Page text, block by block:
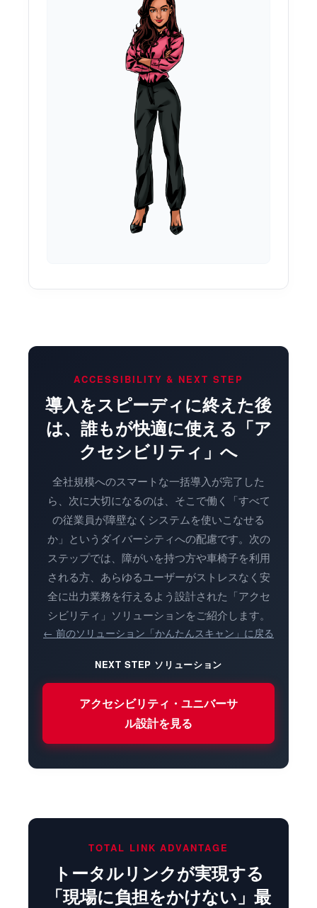
ACCESSIBILITY & NEXT STEP
導入をスピーディに終えた後
は、誰もが快適に使える「ア
クセシビリティ」へ
全社規模へのスマートな一括導入が完了した
ら、次に大切になるのは、そこで働く「すべて
の従業員が障壁なくシステムを使いこなせる
か」というダイバーシティへの配慮です。次の
ステップでは、障がいを持つ方や車椅子を利用
される方、あらゆるユーザーがストレスなく安
全に出力業務を行えるよう設計された「アクセ
シビリティ」ソリューションをご紹介します。
← 前のソリューション「かんたんスキャン」に戻る
NEXT STEP ソリューション
アクセシビリティ・ユニバーサ
ル設計を見る
TOTAL LINK ADVANTAGE
トータルリンクが実現する
「現場に負担をかけない」最